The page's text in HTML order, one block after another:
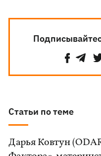
Статьи по теме
Дарья Ковтун